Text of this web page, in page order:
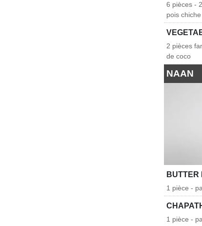
6 pièces -
pois
2 pièces
de coco
NAAN
BUTTER
1 pièce -
1 pièce -